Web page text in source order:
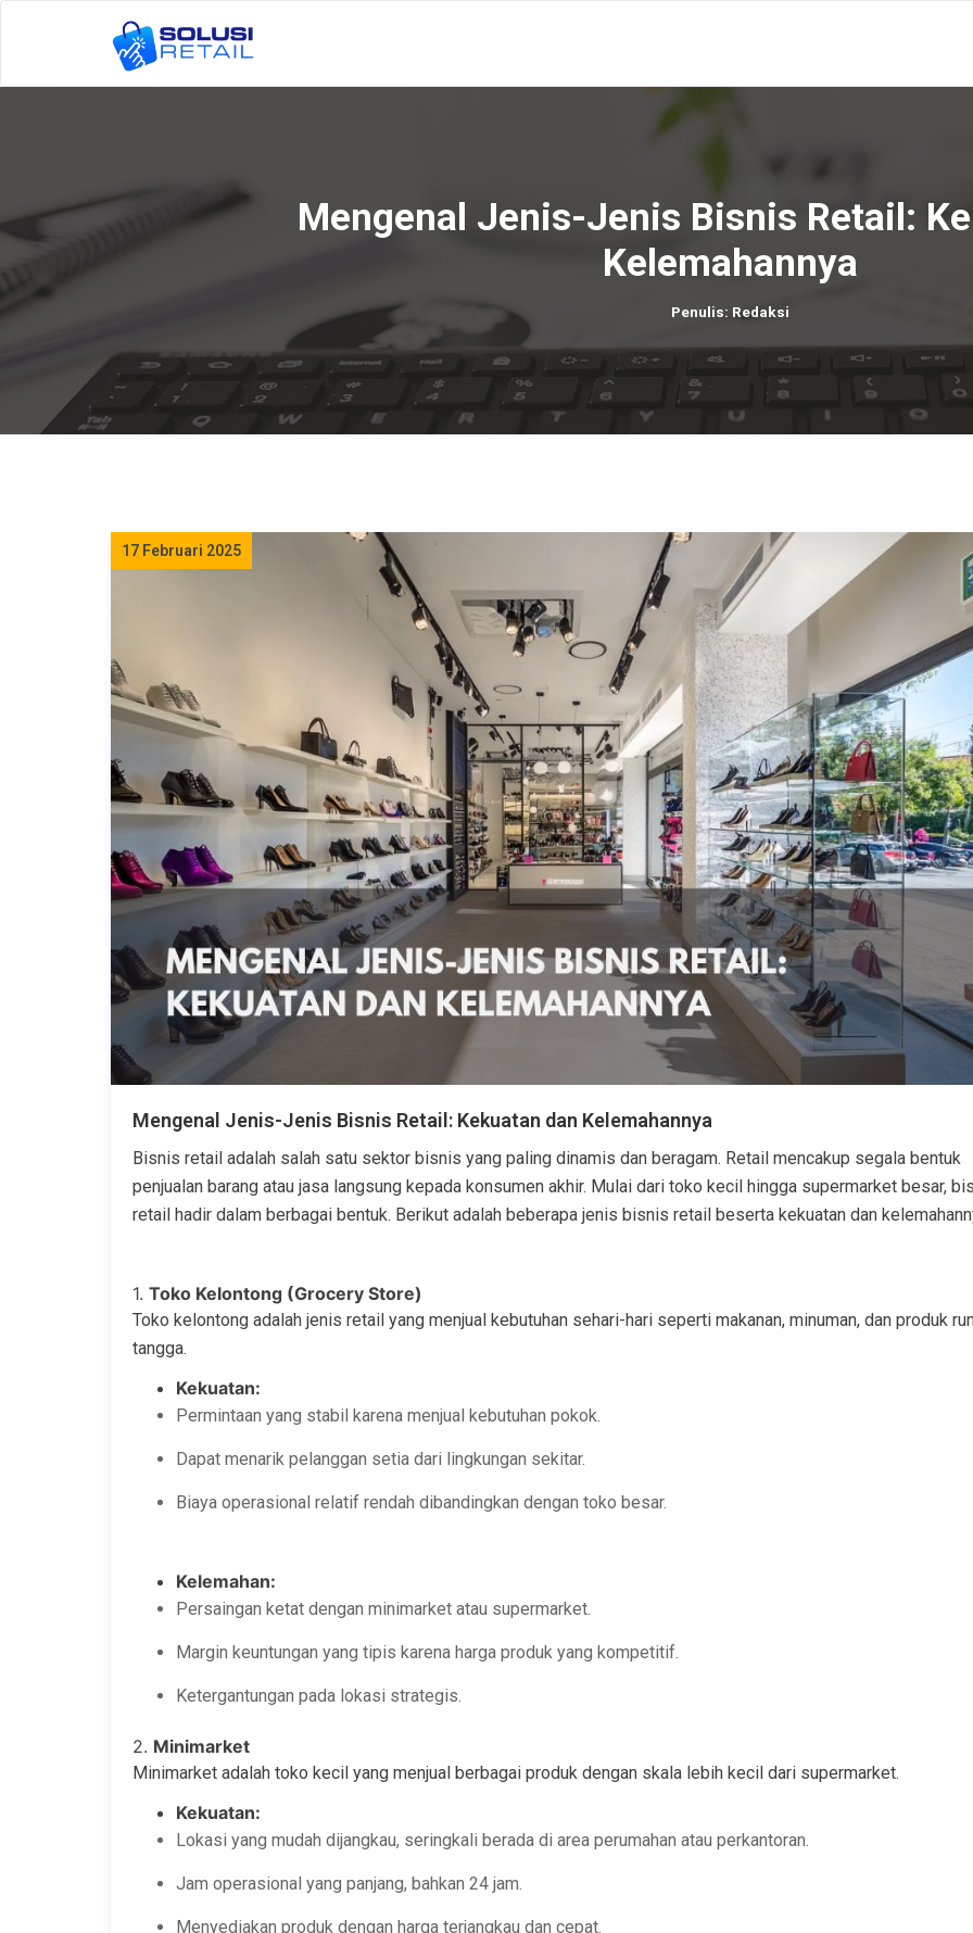
Mengenal Jenis-Jenis Bisnis Retail:
Kelemahannya
Penulis: Redaksi
17 Februari 2025
Mengenal Jenis-Jenis Bisnis Retail: Kekuatan dan Kelemahannya
Bisnis retail adalah salah satu sektor bisnis yang paling dinamis dan beragam. Retail mencakup segala bentuk
penjualan barang atau jasa langsung kepada konsumen akhir. Mulai dari toko kecil hingga supermarket besar,
retail hadir dalam berbagai bentuk. Berikut adalah beberapa jenis bisnis retail beserta kekuatan dan
1. Toko Kelontong (Grocery Store)
Toko kelontong adalah jenis retail yang menjual kebutuhan sehari-hari seperti makanan, minuman, dan produk
tangga.
Kekuatan:
Permintaan yang stabil karena menjual kebutuhan pokok.
Dapat menarik pelanggan setia dari lingkungan sekitar.
Biaya operasional relatif rendah dibandingkan dengan toko besar.
Kelemahan:
Persaingan ketat dengan minimarket atau supermarket.
Margin keuntungan yang tipis karena harga produk yang kompetitif.
Ketergantungan pada lokasi strategis.
2. Minimarket
Minimarket adalah toko kecil yang menjual berbagai produk dengan skala lebih kecil dari supermarket.
Kekuatan:
Lokasi yang mudah dijangkau, seringkali berada di area perumahan atau perkantoran.
Jam operasional yang panjang, bahkan 24 jam.
Menyediakan produk dengan harga terjangkau dan cepat.